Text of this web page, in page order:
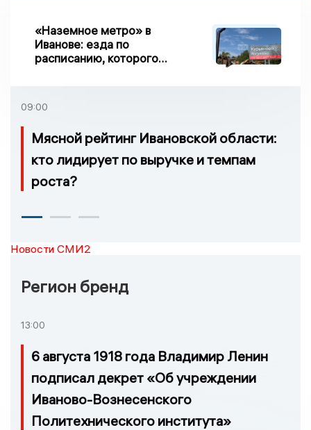
«Наземное метро» в
Иванове: езда по
расписанию, которого
09:00
Мясной рейтинг Ивановской области:
кто лидирует по выручке и темпам
роста?
Новости СМИ2
Регион бренд
13:00
6 августа 1918 года Владимир Ленин
подписал декрет «Об учреждении
Иваново-Вознесенского
Политехнического института»